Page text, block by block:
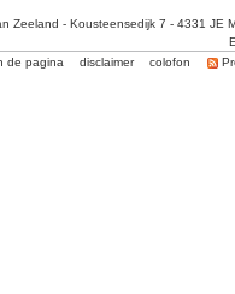
Zeeland - Kousteensedijk 7 - 4331 JE
de pagina
disclaimer colofon